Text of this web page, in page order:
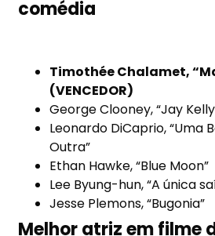
comédia
Timothée Chalamet,
(VENCEDOR)
George Clooney, “Jay
Leonardo DiCaprio, “Uma
Outra”
Ethan Hawke, “Blue Moon”
Lee Byung-hun, “A única
Jesse Plemons, “Bugonia”
Melhor atriz em filme